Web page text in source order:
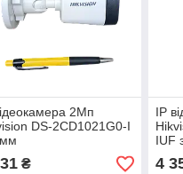
2Мп
DS-2CD1021G0-I
₴
IP
IUF
4